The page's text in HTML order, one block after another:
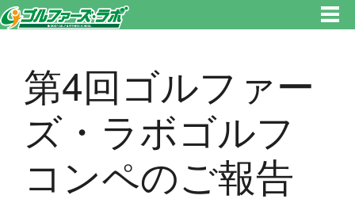
す。新宿区、若松河田で気軽にゴルフレッスン！
第4回ゴルファー
ズ・ラボゴルフ
コンペのご報告